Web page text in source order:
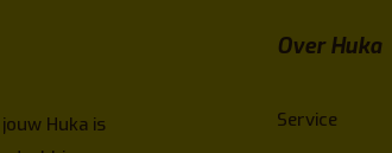
Huka is
Over Huka
Service